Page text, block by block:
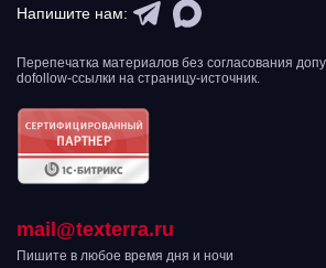
Напишите нам:
Перепечатка материалов без согласования
dofollow-ссылки на страницу-источник.
mail@texterra.ru
Пишите в любое время дня и ночи